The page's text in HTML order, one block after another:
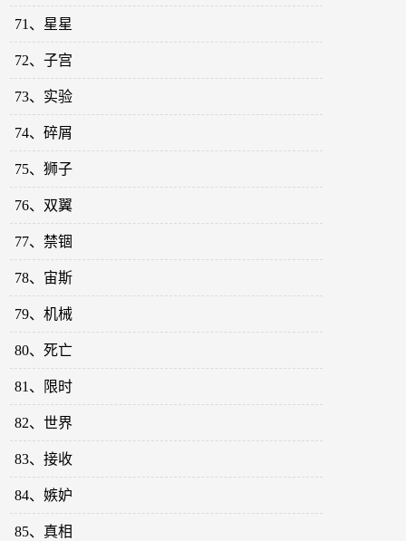
71、星星
72、子宫
73、实验
74、碎屑
75、狮子
76、双翼
77、禁锢
78、宙斯
79、机械
80、死亡
81、限时
82、世界
83、接收
84、嫉妒
85、真相